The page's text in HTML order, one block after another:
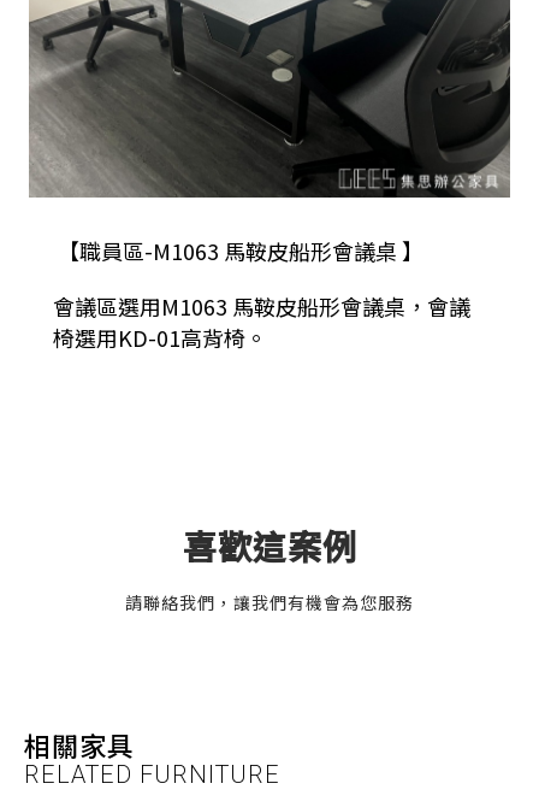
【職員區-M1063 馬鞍皮船形會議桌 】
會議區選用M1063 馬鞍皮船形會議桌，會議
椅選用KD-01高背椅。
喜歡這案例
請聯絡我們，讓我們有機會為您服務
相關家具
RELATED FURNITURE